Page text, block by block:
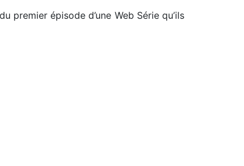
premier épisode d’une Web Série qu’ils